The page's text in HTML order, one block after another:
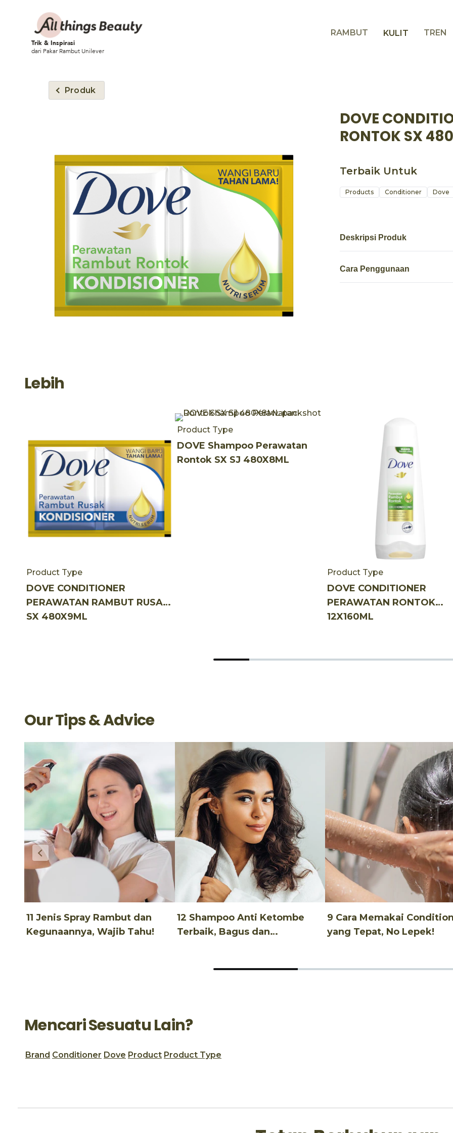
Trik & Inspirasi
dari Pakar Rambut Unilever
RAMBUT KULIT TREN
Produk
DOVE
RONTOK SX
Terbaik Untuk
Products Conditioner Dove
Deskripsi Produk
Cara Penggunaan
Lebih
Product Type
DOVE CONDITIONER
PERAWATAN RAMBUT RUSAK
SX 480X9ML
Product Type
DOVE Shampoo Perawatan
Rontok SX SJ 480X8ML
Product Type
DOVE CONDITIONER
PERAWATAN RONTOK
12X160ML
Our Tips & Advice
11 Jenis Spray Rambut dan
Kegunaannya, Wajib Tahu!
12 Shampoo Anti Ketombe
Terbaik, Bagus dan
9 Cara Memakai
yang Tepat, No Lepek!
Mencari Sesuatu Lain?
Brand Conditioner Dove Product Product Type